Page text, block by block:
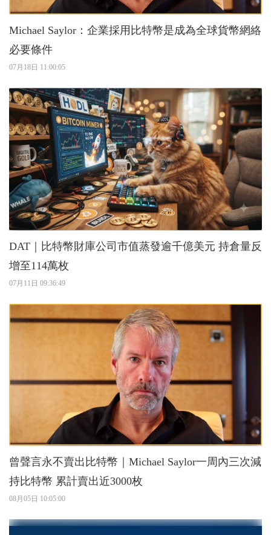
Michael Saylor：企業採用比特幣是成為全球貨幣網絡
必要條件
07月18日 11:00:05
DAT｜比特幣財庫公司市值蒸發逾千億美元 持倉量反
增至114萬枚
07月11日 09:36:49
曾聲言永不賣出比特幣｜Michael Saylor一周內三次減
持比特幣 累計賣出近3000枚
08月05日 10:05:00